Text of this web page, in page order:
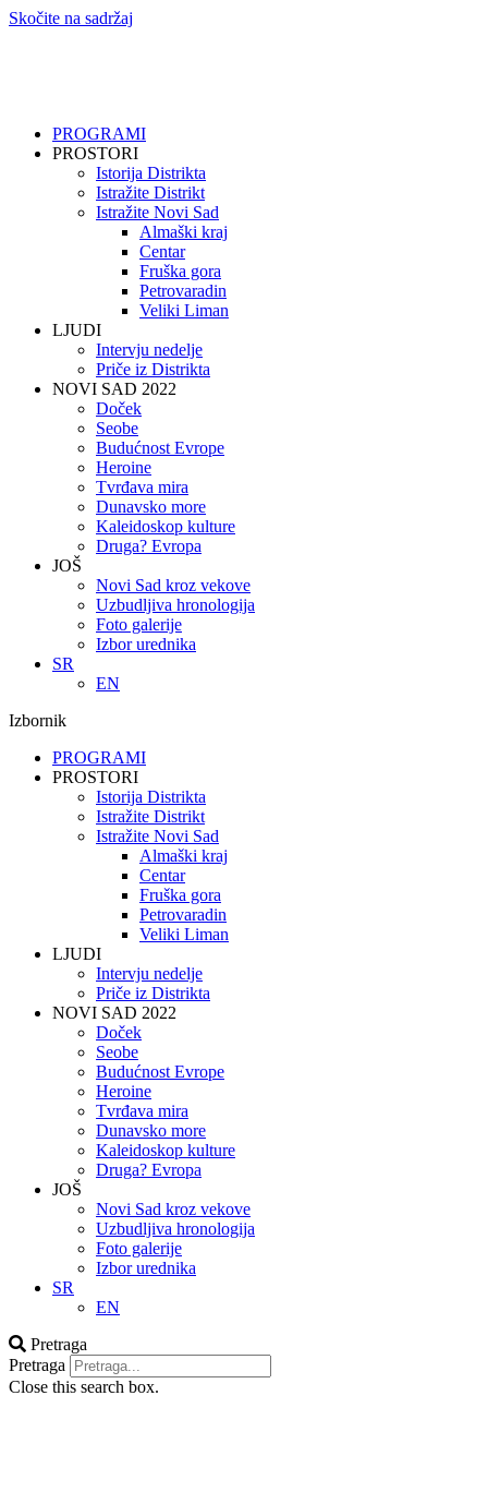
Skočite na sadržaj
PROGRAMI
PROSTORI
Istorija Distrikta
Istražite Distrikt
Istražite Novi Sad
Almaški kraj
Centar
Fruška gora
Petrovaradin
Veliki Liman
LJUDI
Intervju nedelje
Priče iz Distrikta
NOVI SAD 2022
Doček
Seobe
Budućnost Evrope
Heroine
Tvrđava mira
Dunavsko more
Kaleidoskop kulture
Druga? Evropa
JOŠ
Novi Sad kroz vekove
Uzbudljiva hronologija
Foto galerije
Izbor urednika
SR
EN
Izbornik
PROGRAMI
PROSTORI
Istorija Distrikta
Istražite Distrikt
Istražite Novi Sad
Almaški kraj
Centar
Fruška gora
Petrovaradin
Veliki Liman
LJUDI
Intervju nedelje
Priče iz Distrikta
NOVI SAD 2022
Doček
Seobe
Budućnost Evrope
Heroine
Tvrđava mira
Dunavsko more
Kaleidoskop kulture
Druga? Evropa
JOŠ
Novi Sad kroz vekove
Uzbudljiva hronologija
Foto galerije
Izbor urednika
SR
EN
Pretraga
Pretraga
Close this search box.